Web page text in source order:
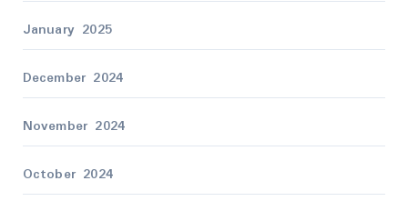
January 2025
December 2024
November 2024
October 2024